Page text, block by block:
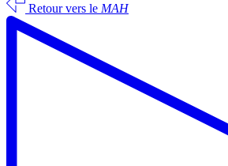
Retour vers le MAH